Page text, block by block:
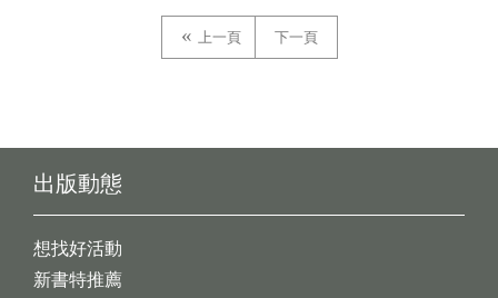
上一頁 下一頁
出版動態
想找好活動
新書特推薦